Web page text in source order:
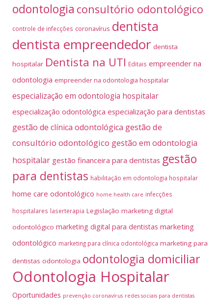
odontologia consultório odontológico
controle de infecções coronavírus dentista
dentista empreendedor dentista
hospitalar Dentista na UTI Editais empreender na
odontologia empreender na odontologia hospitalar
especialização em odontologia hospitalar
especialização odontológica especialização para dentistas
gestão de clínica odontológica gestão de
consultório odontológico gestão em odontologia
hospitalar gestão financeira para dentistas gestão
para dentistas habilitação em odontologia hospitalar
home care odontológico home health care infecções
hospitalares laserterapia Legislação marketing digital
odontológico marketing digital para dentistas marketing
odontológico marketing para clínica odontológica marketing para
dentistas odontologia odontologia domiciliar
Odontologia Hospitalar
Oportunidades prevenção coronavírus redes sociais para dentistas